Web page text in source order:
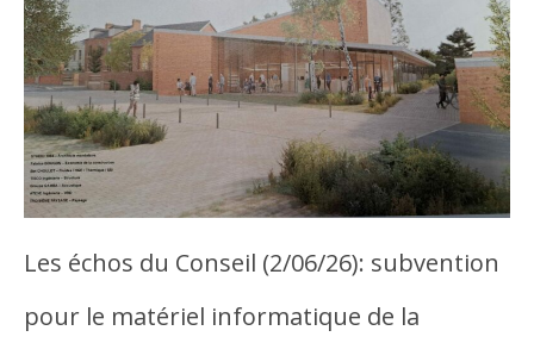
Les échos du Conseil (2/06/26): subvention
pour le matériel informatique de la